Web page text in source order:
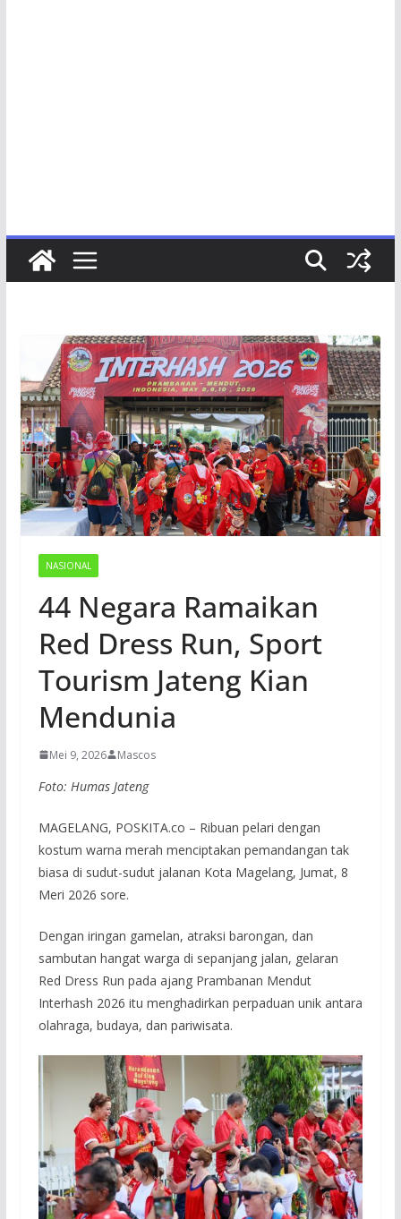
NASIONAL
44 Negara Ramaikan
Red Dress Run, Sport
Tourism Jateng Kian
Mendunia
Mei 9, 2026 Mascos
Foto: Humas Jateng
MAGELANG, POSKITA.co – Ribuan pelari dengan
kostum warna merah menciptakan pemandangan tak
biasa di sudut-sudut jalanan Kota Magelang, Jumat, 8
Meri 2026 sore.
Dengan iringan gamelan, atraksi barongan, dan
sambutan hangat warga di sepanjang jalan, gelaran
Red Dress Run pada ajang Prambanan Mendut
Interhash 2026 itu menghadirkan perpaduan unik antara
olahraga, budaya, dan pariwisata.